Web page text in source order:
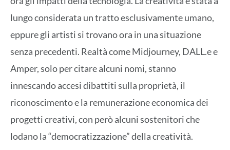
lungo considerata un tratto esclusivamente umano,
eppure gli artisti si trovano ora in una situazione
senza precedenti. Realtà come Midjourney, DALL.e e
Amper, solo per citare alcuni nomi, stanno
innescando accesi dibattiti sulla proprietà, il
riconoscimento e la remunerazione economica dei
progetti creativi, con però alcuni sostenitori che
lodano la “democratizzazione” della creatività.